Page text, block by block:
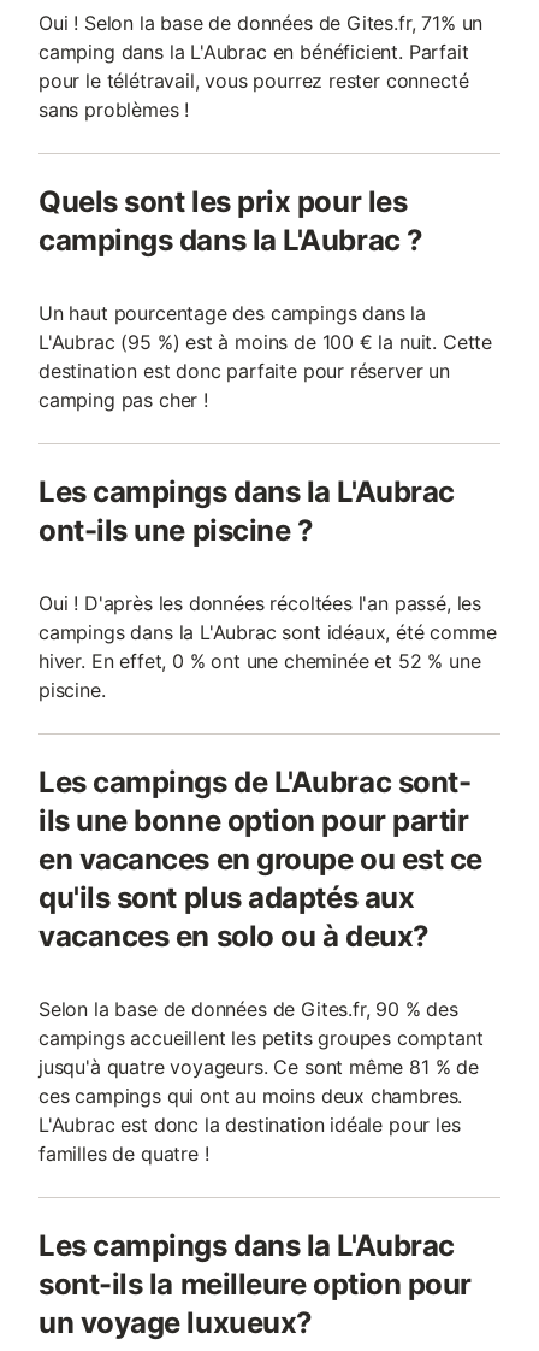
Oui ! Selon la base de données de Gites.fr, 71% un
camping dans la L'Aubrac en bénéficient. Parfait
pour le télétravail, vous pourrez rester connecté
sans problèmes !
Quels sont les prix pour les
campings dans la L'Aubrac ?
Un haut pourcentage des campings dans la
L'Aubrac (95 %) est à moins de 100 € la nuit. Cette
destination est donc parfaite pour réserver un
camping pas cher !
Les campings dans la L'Aubrac
ont-ils une piscine ?
Oui ! D'après les données récoltées l'an passé, les
campings dans la L'Aubrac sont idéaux, été comme
hiver. En effet, 0 % ont une cheminée et 52 % une
piscine.
Les campings de L'Aubrac sont-
ils une bonne option pour partir
en vacances en groupe ou est ce
qu'ils sont plus adaptés aux
vacances en solo ou à deux?
Selon la base de données de Gites.fr, 90 % des
campings accueillent les petits groupes comptant
jusqu'à quatre voyageurs. Ce sont même 81 % de
ces campings qui ont au moins deux chambres.
L'Aubrac est donc la destination idéale pour les
familles de quatre !
Les campings dans la L'Aubrac
sont-ils la meilleure option pour
un voyage luxueux?